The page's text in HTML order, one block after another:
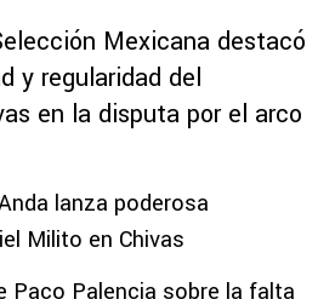
Mexicana destacó
y regularidad del
en la disputa por el arco
lanza poderosa
Milito en Chivas
Paco Palencia sobre la falta